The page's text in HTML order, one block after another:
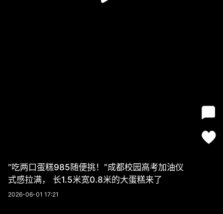
“吃两口蛋糕985随便挑！”成都校园高考加油仪
式感拉满， 长1.5米宽0.8米的大蛋糕来了
2026-06-01 17:21